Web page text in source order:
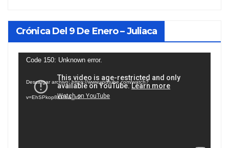
Crónica Del 9 De Enero – Juliaca
Reproductor
vídeo
Code 150: Unknown error.
Descargar archivo: https://www.youtube.com/watch?
v=EhSPkop8KPY&_=2